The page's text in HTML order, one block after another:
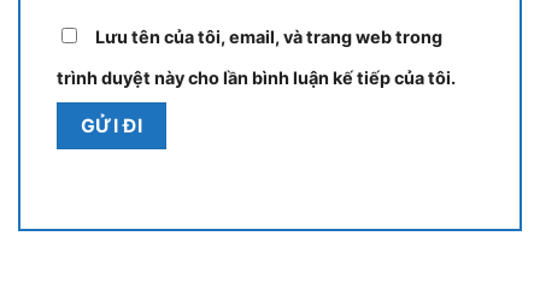
Lưu tên của tôi, email, và trang web trong
trình duyệt này cho lần bình luận kế tiếp của tôi.